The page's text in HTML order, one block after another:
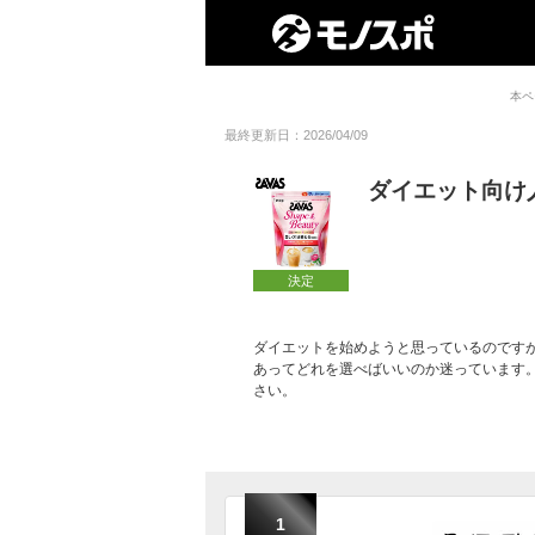
本
最終更新日：2026/04/09
決定
ダイエット向
ダイエットを始めようと思っているので
あってどれを選べばいいのか迷っています
さい。
1